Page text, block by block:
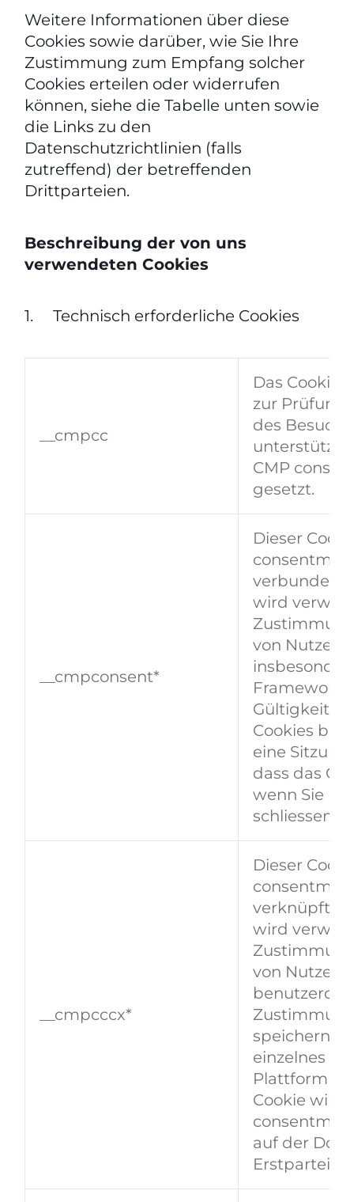
Weitere Informationen über diese
Cookies sowie darüber, wie Sie Ihre
Zustimmung zum Empfang solcher
Cookies erteilen oder widerrufen
können, siehe die Tabelle unten sowie
die Links zu den
Datenschutzrichtlinien (falls
zutreffend) der betreffenden
Drittparteien.
Beschreibung der von uns
verwendeten Cookies
1. Technisch erforderliche Cookies
__cmpcc
Das Cookie
zur
des
unterstützt.
CMP
gesetzt.
__cmpconsent*
Dieser
verbunden.
wird
von Nutzern
Framework
Cookies
eine
dass das
wenn Sie
schliessen.
__cmpcccx*
Dieser
verknüpft.
wird
von Nutzern
speichern,
einzelnes
Plattform
Cookie wird
auf der
Erstpartei